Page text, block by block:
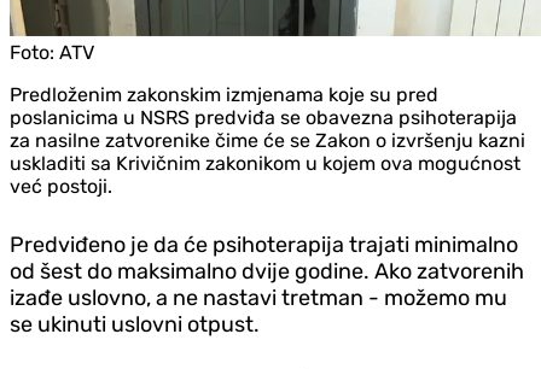
Foto: ATV
Predloženim zakonskim izmjenama koje su pred
poslanicima u NSRS predviđa se obavezna psihoterapija
za nasilne zatvorenike čime će se Zakon o izvršenju kazni
uskladiti sa Krivičnim zakonikom u kojem ova mogućnost
već postoji.
Predviđeno je da će psihoterapija trajati minimalno
od šest do maksimalno dvije godine. Ako zatvorenih
izađe uslovno, a ne nastavi tretman - možemo mu
se ukinuti uslovni otpust.